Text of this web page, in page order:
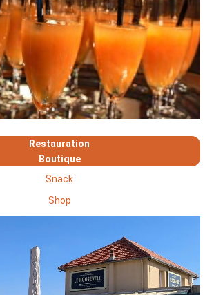
Restauration
Boutique
Snack
Shop